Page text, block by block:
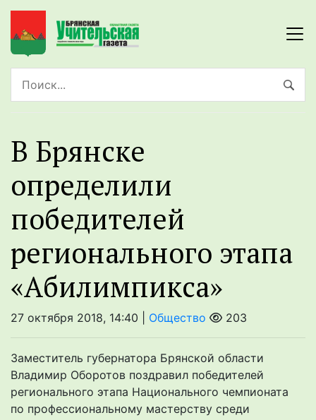
В Брянске
определили
победителей
регионального этапа
«Абилимпикса»
27 октября 2018, 14:40 | Общество 203
Заместитель губернатора Брянской области
Владимир Оборотов поздравил победителей
регионального этапа Национального чемпионата
по профессиональному мастерству среди